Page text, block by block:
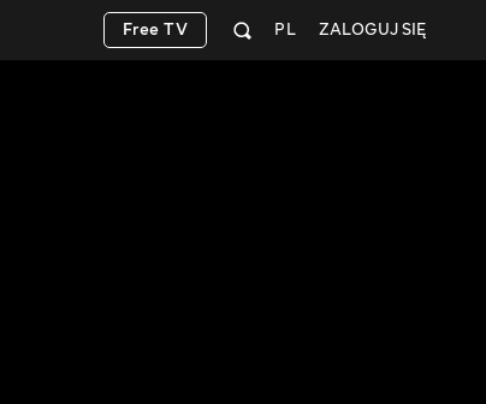
ZALOGUJ SIĘ
PL
Free TV